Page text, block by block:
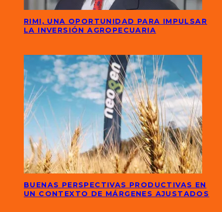
RIMI, UNA OPORTUNIDAD PARA IMPULSAR
LA INVERSIÓN AGROPECUARIA
BUENAS PERSPECTIVAS PRODUCTIVAS EN
UN CONTEXTO DE MÁRGENES AJUSTADOS